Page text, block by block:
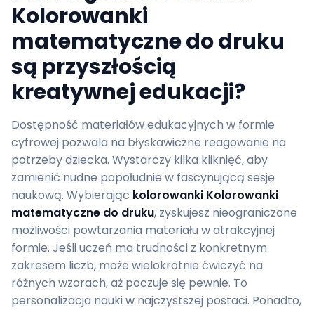
Kolorowanki
matematyczne do druku
są przyszłością
kreatywnej edukacji?
Dostępność materiałów edukacyjnych w formie
cyfrowej pozwala na błyskawiczne reagowanie na
potrzeby dziecka. Wystarczy kilka kliknięć, aby
zamienić nudne popołudnie w fascynującą sesję
naukową. Wybierając kolorowanki Kolorowanki
matematyczne do druku, zyskujesz nieograniczone
możliwości powtarzania materiału w atrakcyjnej
formie. Jeśli uczeń ma trudności z konkretnym
zakresem liczb, może wielokrotnie ćwiczyć na
różnych wzorach, aż poczuje się pewnie. To
personalizacja nauki w najczystszej postaci. Ponadto,